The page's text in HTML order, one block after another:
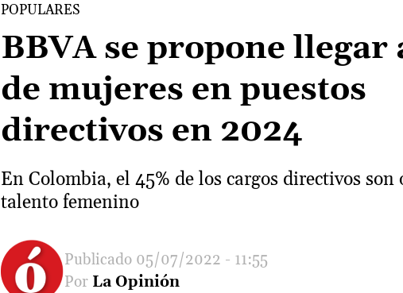
POPULARES
BBVA se propone llegar
de mujeres en puestos
directivos en 2024
En Colombia, el 45% de los cargos directivos son
talento femenino
05/07/2022 - 11:55
La Opinión